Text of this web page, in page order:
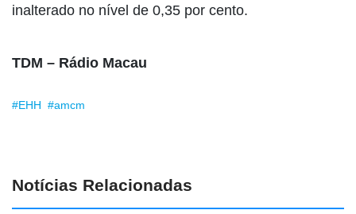
inalterado no nível de 0,35 por cento.
TDM – Rádio Macau
#EHH #amcm
Notícias Relacionadas